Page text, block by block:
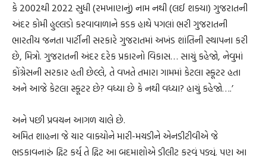
કે 2002થી 2022 સુધી (રમખાણનું) નામ નથી (લઈ શક્યા) ગુજરાતની
અંદર કોમી હુલ્લડો કરવાવાળાને કડક હાથે પગલાં ભરી ગુજરાતની
ભારતીય જનતા પાર્ટીની સરકારે ગુજરાતમાં અખંડ શાંતિની સ્થાપના કરી
છે, મિત્રો. ગુજરાતની અંદર દરેક પ્રકારનો વિકાસ… સાચું કહેજો, નેવુમાં
કોંગ્રેસની સરકાર હતી છેલ્લે, તે વખતે તમારા ગામમાં કેટલા સ્કૂટર હતા
અને આજે કેટલા સ્કૂટર છે? વધ્યા છે કે નથી વધ્યા? હાચું કહેજો….’
અને પછી પ્રવચન આગળ ચાલે છે.
અમિત શાહના જે ચાર વાક્યોને મારી-મચડીને એનડીટીવીએ જે
ભડકાવનારું ટ્વિટ કર્યુ તે ટ્વિટ આ બદમાશોએ ડીલીટ કરવું પડ્યું. પણ આ